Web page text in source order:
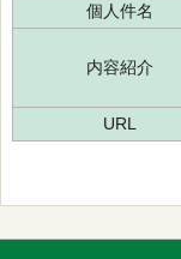
個人件名
内容紹介
URL